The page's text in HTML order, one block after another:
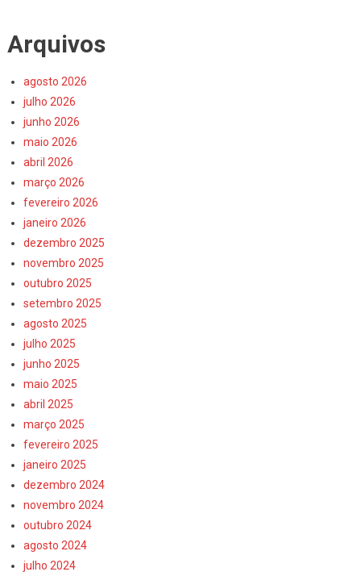
Arquivos
agosto 2026
julho 2026
junho 2026
maio 2026
abril 2026
março 2026
fevereiro 2026
janeiro 2026
dezembro 2025
novembro 2025
outubro 2025
setembro 2025
agosto 2025
julho 2025
junho 2025
maio 2025
abril 2025
março 2025
fevereiro 2025
janeiro 2025
dezembro 2024
novembro 2024
outubro 2024
agosto 2024
julho 2024